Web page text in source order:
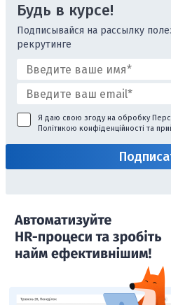
Будь в курсе!
Подписывайся на рассылку
рекрутинге
Я даю свою згоду на обробку
Політикою конфіденційності та